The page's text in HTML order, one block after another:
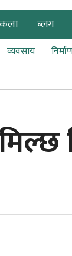
कला ब्लग
व्यवसाय